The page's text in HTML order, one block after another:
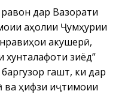
дар Вазорати
аҳолии Ҷумҳурии
акушерӣ,
зиёд”
гашт, ки дар
ва ҳифзи иҷтимоии